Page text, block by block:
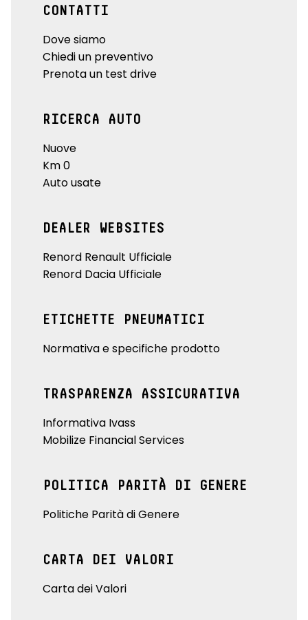
CONTATTI
Dove siamo
Chiedi un preventivo
Prenota un test drive
RICERCA AUTO
Nuove
Km 0
Auto usate
DEALER WEBSITES
Renord Renault Ufficiale
Renord Dacia Ufficiale
ETICHETTE PNEUMATICI
Normativa e specifiche prodotto
TRASPARENZA ASSICURATIVA
Informativa Ivass
Mobilize Financial Services
POLITICA PARITÀ DI GENERE
Politiche Parità di Genere
CARTA DEI VALORI
Carta dei Valori